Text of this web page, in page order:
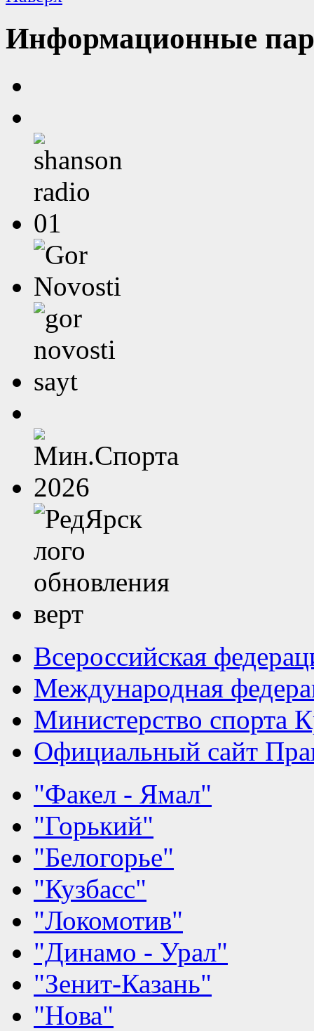
Информационные
Всероссийская
Международная
Министерство спорта
Официальный сайт
"Факел - Ямал"
"Горький"
"Белогорье"
"Кузбасс"
"Локомотив"
"Динамо - Урал"
"Зенит-Казань"
"Нова"